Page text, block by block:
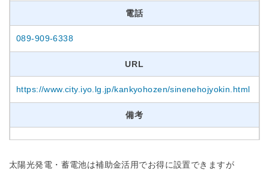
電話
089-909-6338
URL
https://www.city.iyo.lg.jp/kankyohozen/sinenehojyokin.html
備考
太陽光発電・蓄電池は補助金活用でお得に設置できますが